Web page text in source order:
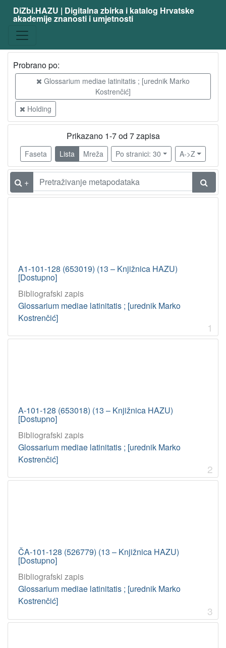
DiZbi.HAZU | Digitalna zbirka i katalog Hrvatske
akademije znanosti i umjetnosti
Probrano po:
Glossarium mediae latinitatis ; [urednik Marko
Kostrenčić]
Holding
Prikazano 1-7 od 7 zapisa
Faseta Lista Mreža Po stranici: 30 A->Z
+
A1-101-128 (653019) (13 – Knjižnica HAZU)
[Dostupno]
Bibliografski zapis
Glossarium mediae latinitatis ; [urednik Marko
Kostrenčić]
1
A-101-128 (653018) (13 – Knjižnica HAZU)
[Dostupno]
Bibliografski zapis
Glossarium mediae latinitatis ; [urednik Marko
Kostrenčić]
2
ČA-101-128 (526779) (13 – Knjižnica HAZU)
[Dostupno]
Bibliografski zapis
Glossarium mediae latinitatis ; [urednik Marko
Kostrenčić]
3